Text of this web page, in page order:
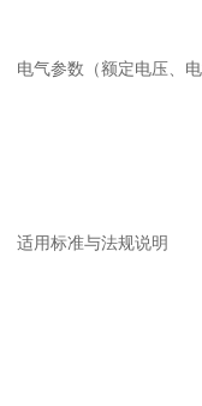
电气参数（额定电压、
适用标准与法规说明